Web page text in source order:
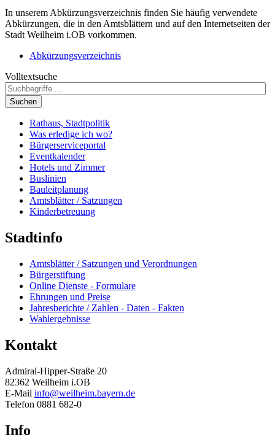
In unserem Abkürzungsverzeichnis finden Sie häufig verwendete
Abkürzungen, die in den Amtsblättern und auf den Internetseiten der
Stadt Weilheim i.OB vorkommen.
Abkürzungsverzeichnis
Volltextsuche
Suchen
Rathaus, Stadtpolitik
Was erledige ich wo?
Bürgerserviceportal
Eventkalender
Hotels und Zimmer
Buslinien
Bauleitplanung
Amtsblätter / Satzungen
Kinderbetreuung
Stadtinfo
Amtsblätter / Satzungen und Verordnungen
Bürgerstiftung
Online Dienste - Formulare
Ehrungen und Preise
Jahresberichte / Zahlen - Daten - Fakten
Wahlergebnisse
Kontakt
Admiral-Hipper-Straße 20
82362 Weilheim i.OB
E-Mail info@weilheim.bayern.de
Telefon 0881 682-0
Info